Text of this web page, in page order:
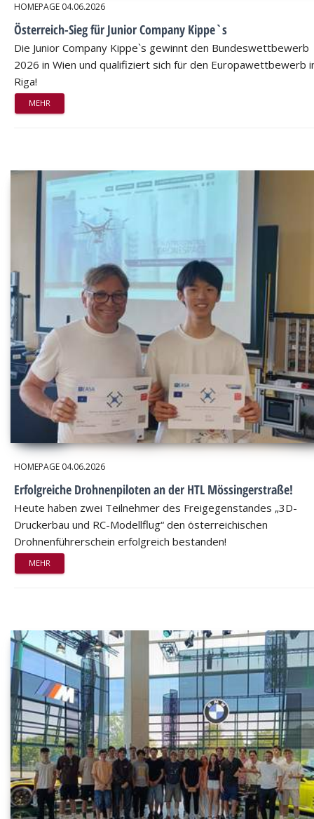
HOMEPAGE 04.06.2026
Österreich-Sieg für Junior Company Kippe`s
Die Junior Company Kippe`s gewinnt den Bundeswettbewerb
2026 in Wien und qualifiziert sich für den Europawettbewerb
Riga!
MEHR
HOMEPAGE 04.06.2026
Erfolgreiche Drohnenpiloten an der HTL Mössingerstraße!
Heute haben zwei Teilnehmer des Freigegenstandes „3D-
Druckerbau und RC-Modellflug“ den österreichischen
Drohnenführerschein erfolgreich bestanden!
MEHR